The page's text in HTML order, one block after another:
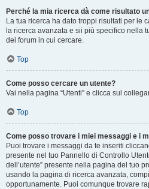
Perché la mia ricerca dà come risultato
La tua ricerca ha dato troppi risultati per le
la ricerca avanzata e sii più specifico nella
dei forum in cui cercare.
Top
Come posso cercare un utente?
Vai nella pagina “Utenti” e clicca sul
Top
Come posso trovare i miei messaggi e i
Puoi trovare i messaggi da te inseriti
presente nel tuo Pannello di Controllo
dell’utente” presente nella pagina del tuo
usando la pagina di ricerca avanzata,
opportunamente. Puoi comunque trovare